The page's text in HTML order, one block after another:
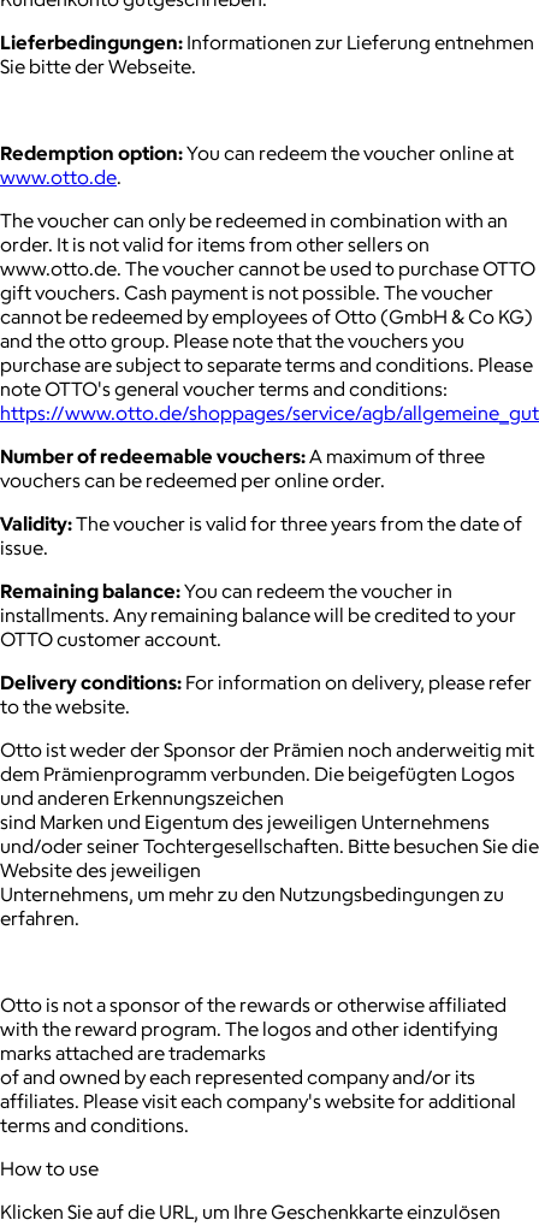
Lieferbedingungen: Informationen zur Lieferung entnehmen
Sie bitte der Webseite.
Redemption option:You can redeem the voucher online at
www.otto.de.
The voucher can only be redeemed in combination with an
order. It is not valid for items from other sellers on
www.otto.de. The voucher cannot be used to purchase OTTO
gift vouchers. Cash payment is not possible. The voucher
cannot be redeemed by employees of Otto (GmbH & Co KG)
and the otto group. Please note that the vouchers you
purchase are subject to separate terms and conditions. Please
note OTTO's general voucher terms and conditions:
https://www.otto.de/shoppages/service/agb/
Number of redeemable vouchers:A maximum of three
vouchers can be redeemed per online order.
Validity:The voucher is valid for three years from the date of
issue.
Remaining balance:You can redeem the voucher in
installments. Any remaining balance will be credited to your
OTTO customer account.
Delivery conditions: For information on delivery, please refer
to the website.
Otto ist weder der Sponsor der Prämien noch anderweitig mit
dem Prämienprogramm verbunden. Die beigefügten Logos
und anderen Erkennungszeichen
sind Marken und Eigentum des jeweiligen Unternehmens
und/oder seiner Tochtergesellschaften. Bitte besuchen Sie die
Website des jeweiligen
Unternehmens, um mehr zu den Nutzungsbedingungen zu
erfahren.
Otto is not a sponsor of the rewards or otherwise affiliated
with the reward program. The logos and other identifying
marks attached are trademarks
of and owned by each represented company and/or its
affiliates. Please visit each company's website for additional
terms and conditions.
How to use
Klicken Sie auf die URL, um Ihre Geschenkkarte einzulösen